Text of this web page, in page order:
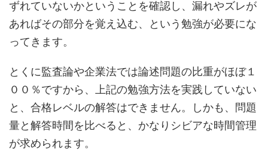
ずれていないかということを確認し、漏れやズレが
あればその部分を覚え込む、という勉強が必要にな
ってきます。
とくに監査論や企業法では論述問題の比重がほぼ１
００％ですから、上記の勉強方法を実践していない
と、合格レベルの解答はできません。しかも、問題
量と解答時間を比べると、かなりシビアな時間管理
が求められます。